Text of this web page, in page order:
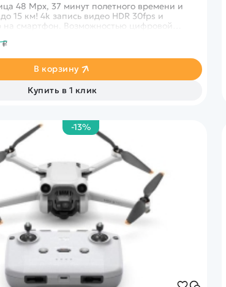
48 Mpx, 37 минут полетного времени и
15 км! 4k запись видео HDR 30fps и
на смартфон. Возможностью цифровой
₽
В корзину
Купить в 1 клик
-13%